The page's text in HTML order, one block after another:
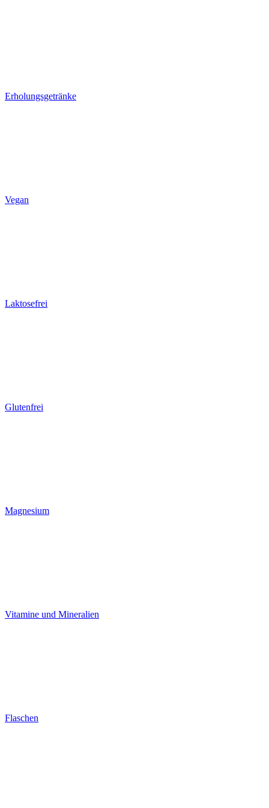
Erholungsgetränke
Vegan
Laktosefrei
Glutenfrei
Magnesium
Vitamine und Mineralien
Flaschen